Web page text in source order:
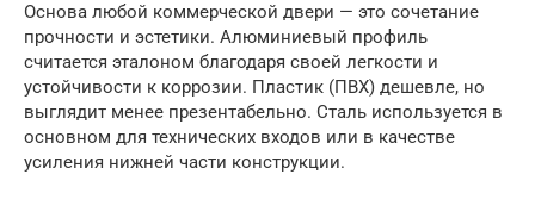
Основа любой коммерческой двери — это сочетание
прочности и эстетики. Алюминиевый профиль
считается эталоном благодаря своей легкости и
устойчивости к коррозии. Пластик (ПВХ) дешевле, но
выглядит менее презентабельно. Сталь используется в
основном для технических входов или в качестве
усиления нижней части конструкции.